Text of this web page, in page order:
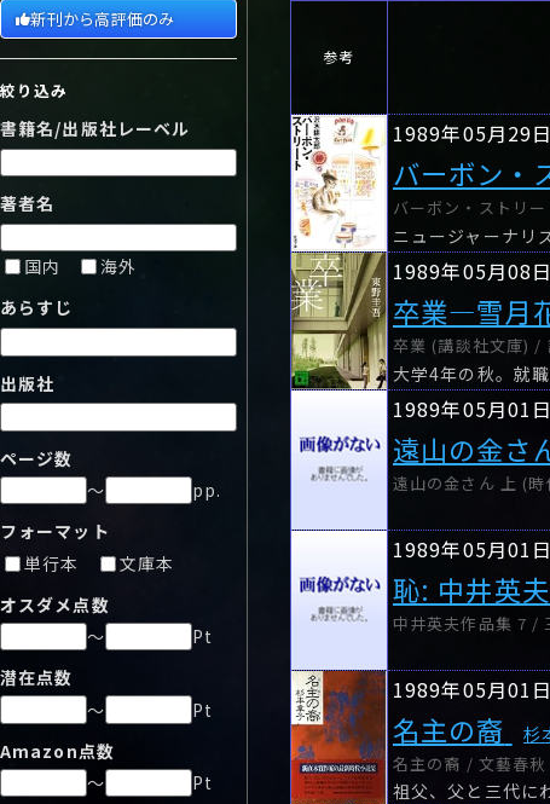
新刊から高評価のみ
絞り込み
書籍名/出版社レーベル
著者名
国内
海外
あらすじ
出版社
ページ数
～
pp.
フォーマット
単行本
文庫本
オスダメ点数
～
Pt
潜在点数
～
Pt
Amazon点数
～
Pt
参考
1989年05月29日
バーボン・
バーボン・ストリ
1989年05月08日
卒業―雪月
卒業 (講談社文庫) /
1989年05月01日
遠山の金さ
遠山の金さん 上 (
1989年05月01日
恥: 中井英
中井英夫作品集 7 /
1989年05月01日
名主の裔 杉
名主の裔 / 文藝春秋
祖父、父と三代に